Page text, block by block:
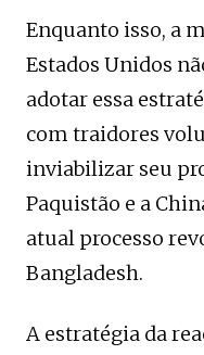
Enquanto isso, a
Estados Unidos
adotar essa
com traidores
inviabilizar seu
Paquistão e a
atual processo
Bangladesh.
A estratégia da